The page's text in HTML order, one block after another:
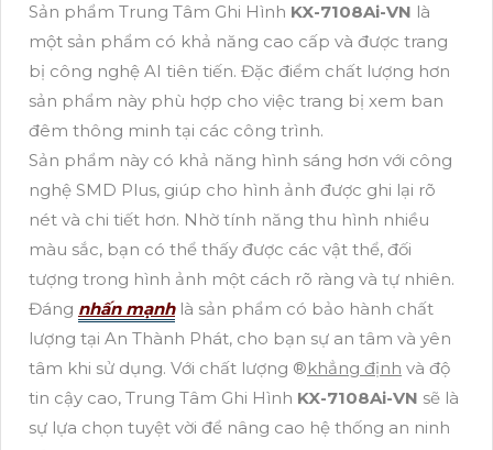
Sản phẩm Trung Tâm Ghi Hình KX-7108Ai-VN là
một sản phẩm có khả năng cao cấp và được trang
bị công nghệ AI tiên tiến. Đặc điểm chất lượng hơn
sản phẩm này phù hợp cho việc trang bị xem ban
đêm thông minh tại các công trình.
Sản phẩm này có khả năng hình sáng hơn với công
nghệ SMD Plus, giúp cho hình ảnh được ghi lại rõ
nét và chi tiết hơn. Nhờ tính năng thu hình nhiều
màu sắc, bạn có thể thấy được các vật thể, đối
tượng trong hình ảnh một cách rõ ràng và tự nhiên.
Đáng nhấn mạnhlà sản phẩm có bảo hành chất
lượng tại An Thành Phát, cho bạn sự an tâm và yên
tâm khi sử dụng. Với chất lượng ®️khẳng định và độ
tin cậy cao, Trung Tâm Ghi Hình KX-7108Ai-VN sẽ là
sự lựa chọn tuyệt vời để nâng cao hệ thống an ninh